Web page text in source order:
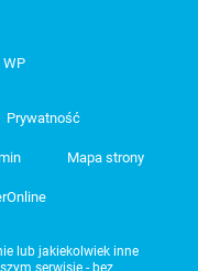
Prywatność
Mapa strony
lub jakiekolwiek inne
serwisie - bez